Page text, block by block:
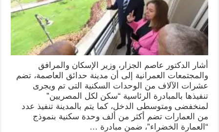
أشار الدكتور عاصم الجزار، وزير الإسكان والمرافق
والمجتمعات العمرانية إلى أن مدينة حدائق العاصمة، تضم
عشرات الآلاف من الوحدات السكنية التى تم ويجرى
تنفيذها بالمبادرة الرئاسية “سكن لكل المصريين”
لمنخفضى ومتوسطى الدخل، كما يتم بالمدينة تنفيذ عدد
من العمارات تضم أكثر من ألف وحدة سكنية بنموذج
“العمارة الخضراء”، ضمن مبادرة …